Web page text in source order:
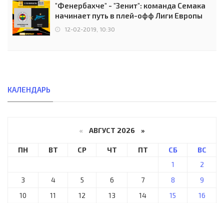
"Фенербахче" - "Зенит": команда Семака
начинает путь в плей-офф Лиги Европы
12-02-2019, 10:30
КАЛЕНДАРЬ
« АВГУСТ 2026 »
ПН ВТ СР ЧТ ПТ СБ
ВС
1
2
3
4 5 6 7 8
9
10
11 12 13 14 15
16